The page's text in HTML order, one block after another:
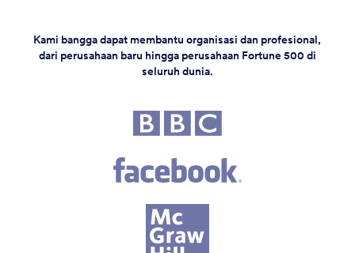
Kami bangga dapat membantu organisasi dan profesional,
dari perusahaan baru hingga perusahaan Fortune 500 di
seluruh dunia.
Perusahaan Fortune 500